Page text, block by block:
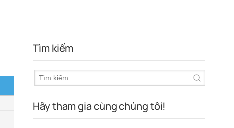
Tìm kiếm
Hãy tham gia cùng chúng tôi!